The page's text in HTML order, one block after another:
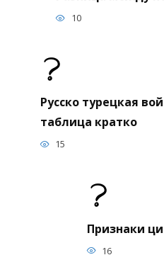
10
Русско турецкая
таблица кратко
15
Признаки
16